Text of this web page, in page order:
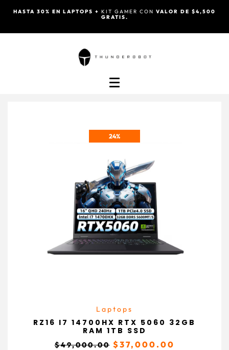
HASTA 30% EN LAPTOPS + KIT GAMER CON VALOR DE $4,500
GRATIS.
24%
Laptops
RZ16 I7 14700HX RTX 5060 32GB
RAM 1TB SSD
$49,000.00 $ 37,000.00